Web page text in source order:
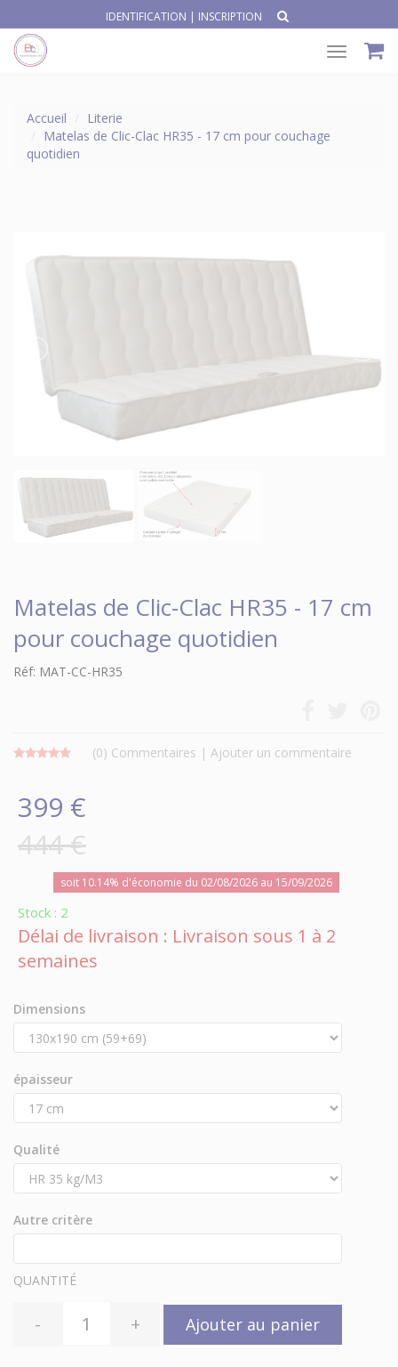
IDENTIFICATION | INSCRIPTION
Toggle
Accueil
Literie
Matelas de Clic-Clac HR35 - 17 cm pour couchage
quotidien
Matelas de Clic-Clac HR35 - 17 cm
pour couchage quotidien
Réf: MAT-CC-HR35
(0) Commentaires | Ajouter un commentaire
399 €
444 €
soit 10.14% d'économie du 02/08/2026 au 15/09/2026
Stock : 2
Délai de livraison : Livraison sous 1 à 2
semaines
Dimensions
épaisseur
Qualité
Autre critère
QUANTITÉ
- + Ajouter au panier